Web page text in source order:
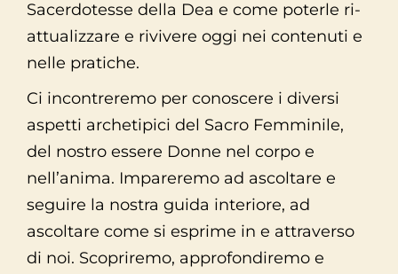
Sacerdotesse della Dea e come poterle ri-
attualizzare e rivivere oggi nei contenuti e
nelle pratiche.
Ci incontreremo per conoscere i diversi
aspetti archetipici del Sacro Femminile,
del nostro essere Donne nel corpo e
nell’anima. Impareremo ad ascoltare e
seguire la nostra guida interiore, ad
ascoltare come si esprime in e attraverso
di noi. Scopriremo, approfondiremo e